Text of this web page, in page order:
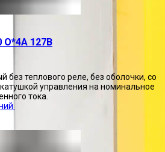
О*4А 127В
без теплового реле, без оболочки, со
управления на номинальное
тока.